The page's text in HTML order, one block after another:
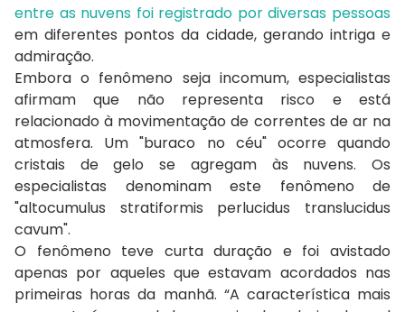
entre as nuvens foi registrado por diversas pessoas
em diferentes pontos da cidade, gerando intriga e
admiração.
Embora o fenômeno seja incomum, especialistas
afirmam que não representa risco e está
relacionado à movimentação de correntes de ar na
atmosfera. Um "buraco no céu" ocorre quando
cristais de gelo se agregam às nuvens. Os
especialistas denominam este fenômeno de
"altocumulus stratiformis perlucidus translucidus
cavum".
O fenômeno teve curta duração e foi avistado
apenas por aqueles que estavam acordados nas
primeiras horas da manhã. “A característica mais